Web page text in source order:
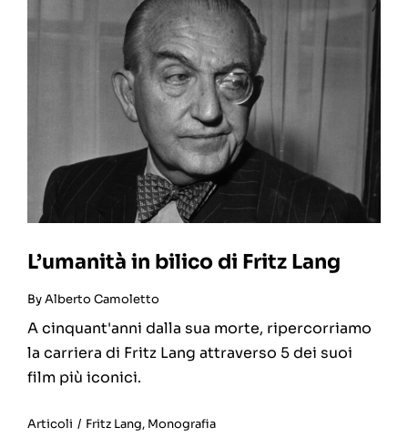
L’umanità in bilico di Fritz Lang
ByAlberto Camoletto
A cinquant'anni dalla sua morte, ripercorriamo
la carriera di Fritz Lang attraverso 5 dei suoi
film più iconici.
Articoli / Fritz Lang, Monografia